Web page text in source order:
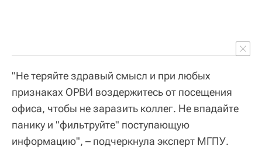
"Не теряйте здравый смысл и при любых
признаках ОРВИ воздержитесь от посещения
офиса, чтобы не заразить коллег. Не впадайте
панику и "фильтруйте" поступающую
информацию", – подчеркнула эксперт МГПУ.